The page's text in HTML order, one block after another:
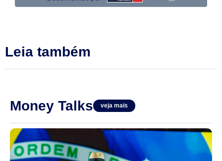
Leia também
Money Talks veja mais